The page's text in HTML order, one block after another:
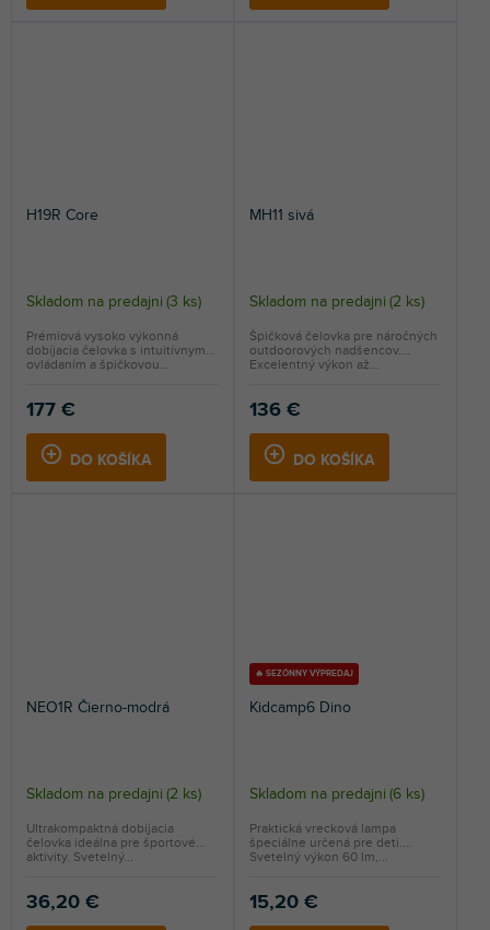
H19R Core
Skladom na predajni (3 ks)
177 €
DO KOŠÍKA
Prémiová vysoko výkonná
dobíjacia čelovka s intuitívnym
ovládaním a špičkovou...
MH11 sivá
Skladom na predajni (2 ks)
136 €
DO KOŠÍKA
Špičková čelovka pre náročných
outdoorových nadšencov.
Excelentný výkon až...
NEO1R Čierno-modrá
Skladom na predajni (2 ks)
36,20 €
Ultrakompaktná dobíjacia
čelovka ideálna pre športové
aktivity. Svetelný...
🔥 SEZÓNNY VÝPREDAJ
Kidcamp6 Dino
Skladom na predajni (6 ks)
15,20 €
Praktická vrecková lampa
špeciálne určená pre deti.
Svetelný výkon 60 lm,...